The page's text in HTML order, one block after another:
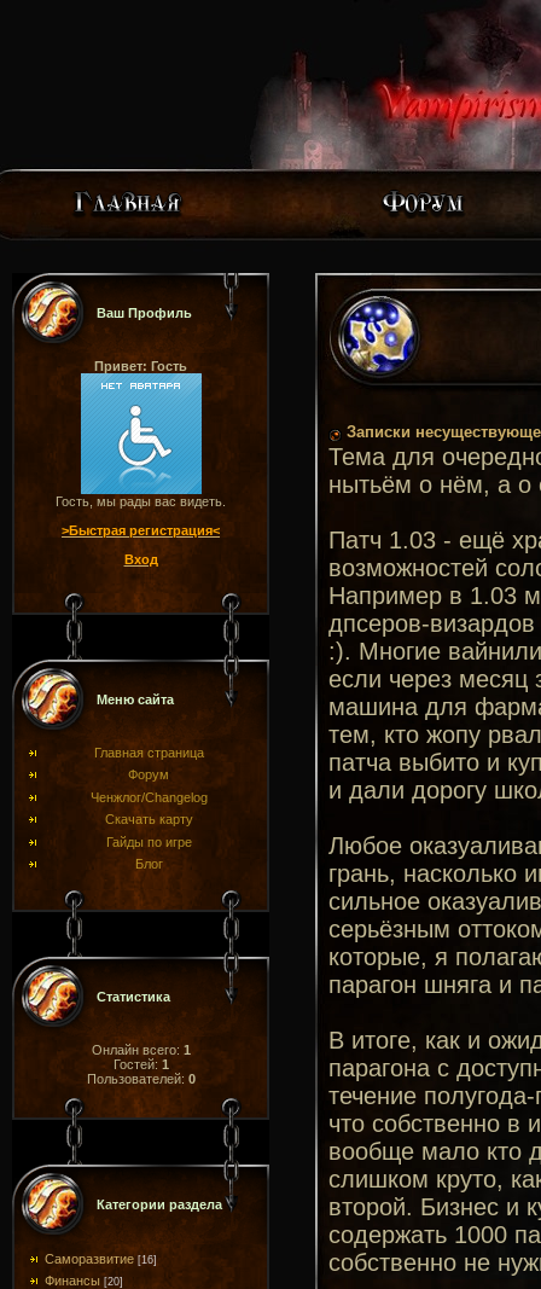
Ваш Профиль
Привет: Гость
Гость, мы рады вас видеть.
>Быстрая регистрация<
Вход
Меню сайта
Главная страница
Форум
Ченжлог/Changelog
Скачать карту
Гайды по игре
Блог
Статистика
Онлайн всего: 1
Гостей: 1
Пользователей: 0
Категории раздела
Саморазвитие [16]
Финансы [20]
Записки
Тема для
нытьём о нём, а о
Патч 1.03 - ещё
возможностей
Например в 1.03
дпсеров-
:). Многие
если через месяц
машина для
тем, кто жопу
патча выбито и
и дали дорогу
Любое
грань, насколько
сильное
серьёзным
которые, я
парагон шняга и
В итоге, как и
парагона с
течение
что собственно в
вообще мало кто
слишком круто,
второй. Бизнес и
содержать 1000
собственно не